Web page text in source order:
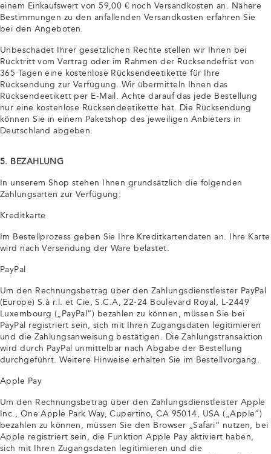
einem Einkaufswert von 59,00 € noch Versandkosten an. Nähere
Bestimmungen zu den anfallenden Versandkosten erfahren Sie
bei den Angeboten.
Unbeschadet Ihrer gesetzlichen Rechte stellen wir Ihnen bei
Rücktritt vom Vertrag oder im Rahmen der Rücksendefrist von
365 Tagen eine kostenlose Rücksendeetikette für Ihre
Rücksendung zur Verfügung. Wir übermitteln Ihnen das
Rücksendeetikett per E-Mail. Achte darauf das jede Bestellung
nur eine kostenlose Rücksendeetikette hat. Die Rücksendung
können Sie in einem Paketshop des jeweiligen Anbieters in
Deutschland abgeben.
5. BEZAHLUNG
In unserem Shop stehen Ihnen grundsätzlich die folgenden
Zahlungsarten zur Verfügung:
Kreditkarte
Im Bestellprozess geben Sie Ihre Kreditkartendaten an. Ihre Karte
wird nach Versendung der Ware belastet.
PayPal
Um den Rechnungsbetrag über den Zahlungsdienstleister PayPal
(Europe) S.à r.l. et Cie, S.C.A, 22-24 Boulevard Royal, L-2449
Luxembourg („PayPal“) bezahlen zu können, müssen Sie bei
PayPal registriert sein, sich mit Ihren Zugangsdaten legitimieren
und die Zahlungsanweisung bestätigen. Die Zahlungstransaktion
wird durch PayPal unmittelbar nach Abgabe der Bestellung
durchgeführt. Weitere Hinweise erhalten Sie im Bestellvorgang.
Apple Pay
Um den Rechnungsbetrag über den Zahlungsdienstleister Apple
Inc., One Apple Park Way, Cupertino, CA 95014, USA („Apple“)
bezahlen zu können, müssen Sie den Browser „Safari“ nutzen, bei
Apple registriert sein, die Funktion Apple Pay aktiviert haben,
sich mit Ihren Zugangsdaten legitimieren und die